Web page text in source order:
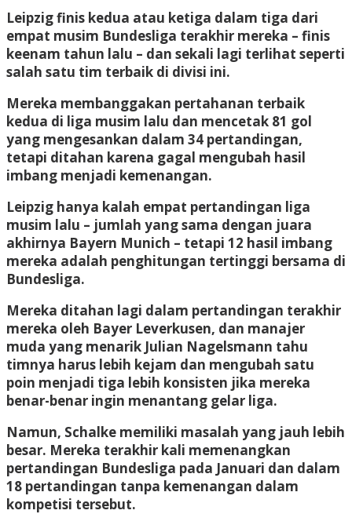
Leipzig finis kedua atau ketiga dalam tiga dari
empat musim Bundesliga terakhir mereka – finis
keenam tahun lalu – dan sekali lagi terlihat seperti
salah satu tim terbaik di divisi ini.
Mereka membanggakan pertahanan terbaik
kedua di liga musim lalu dan mencetak 81 gol
yang mengesankan dalam 34 pertandingan,
tetapi ditahan karena gagal mengubah hasil
imbang menjadi kemenangan.
Leipzig hanya kalah empat pertandingan liga
musim lalu – jumlah yang sama dengan juara
akhirnya Bayern Munich – tetapi 12 hasil imbang
mereka adalah penghitungan tertinggi bersama di
Bundesliga.
Mereka ditahan lagi dalam pertandingan terakhir
mereka oleh Bayer Leverkusen, dan manajer
muda yang menarik Julian Nagelsmann tahu
timnya harus lebih kejam dan mengubah satu
poin menjadi tiga lebih konsisten jika mereka
benar-benar ingin menantang gelar liga.
Namun, Schalke memiliki masalah yang jauh lebih
besar. Mereka terakhir kali memenangkan
pertandingan Bundesliga pada Januari dan dalam
18 pertandingan tanpa kemenangan dalam
kompetisi tersebut.